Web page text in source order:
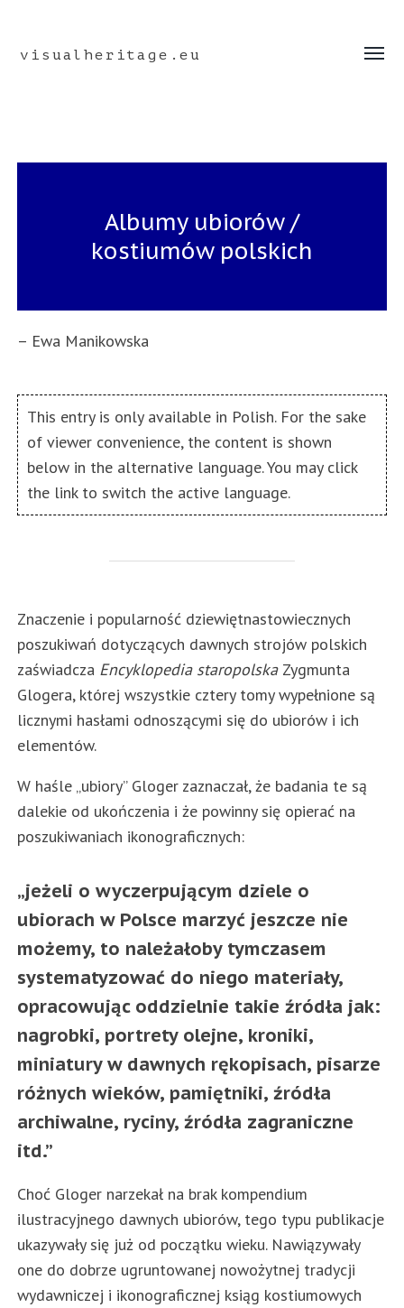
visualheritage.eu
Toggle
Albumy ubiorów /
kostiumów polskich
– Ewa Manikowska
This entry is only available in Polish. For the sake
of viewer convenience, the content is shown
below in the alternative language. You may click
the link to switch the active language.
Znaczenie i popularność dziewiętnastowiecznych
poszukiwań dotyczących dawnych strojów polskich
zaświadcza Encyklopedia staropolska Zygmunta
Glogera, której wszystkie cztery tomy wypełnione są
licznymi hasłami odnoszącymi się do ubiorów i ich
elementów.
W haśle „ubiory” Gloger zaznaczał, że badania te są
dalekie od ukończenia i że powinny się opierać na
poszukiwaniach ikonograficznych:
„jeżeli o wyczerpującym dziele o
ubiorach w Polsce marzyć jeszcze nie
możemy, to należałoby tymczasem
systematyzować do niego materiały,
opracowując oddzielnie takie źródła jak:
nagrobki, portrety olejne, kroniki,
miniatury w dawnych rękopisach, pisarze
różnych wieków, pamiętniki, źródła
archiwalne, ryciny, źródła zagraniczne
itd.”
Choć Gloger narzekał na brak kompendium
ilustracyjnego dawnych ubiorów, tego typu publikacje
ukazywały się już od początku wieku. Nawiązywały
one do dobrze ugruntowanej nowożytnej tradycji
wydawniczej i ikonograficznej ksiąg kostiumowych